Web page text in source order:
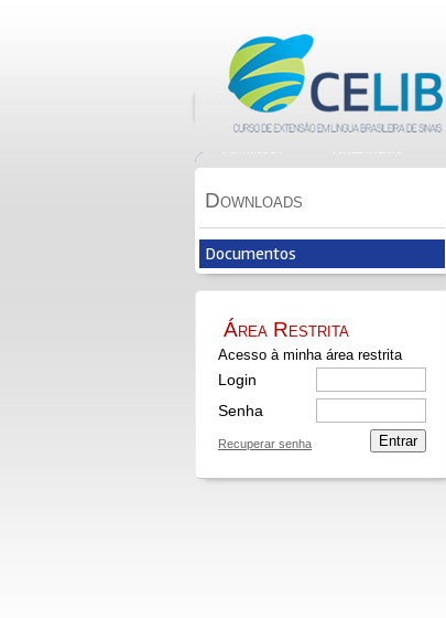
Biblioteca Quem Somos
Matrícula
Nivelamento
Downloads
Documentos
Área Restrita
Acesso à minha área restrita
Login
Senha
Recuperar senha Entrar